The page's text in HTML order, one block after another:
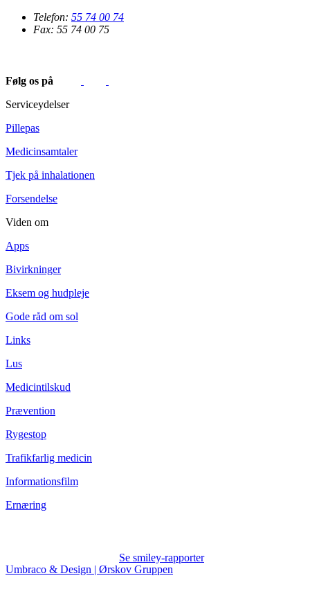
Telefon: 55 74 00 74
Fax: 55 74 00 75
Følg os på
Serviceydelser
Pillepas
Medicinsamtaler
Tjek på inhalationen
Forsendelse
Viden om
Apps
Bivirkninger
Eksem og hudpleje
Gode råd om sol
Links
Lus
Medicintilskud
Prævention
Rygestop
Trafikfarlig medicin
Informationsfilm
Ernæring
Se smiley-rapporter
Umbraco & Design | Ørskov Gruppen